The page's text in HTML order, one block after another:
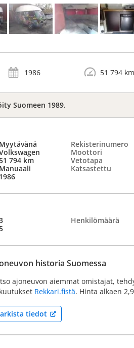
1986 51 794 km
Suomeen 1989.
Myytävänä Rekisterinumero
Moottori
794 km Vetotapa
Manuaali Katsastettu
1986
Henkilömäärä
historia Suomessa
ajoneuvon aiemmat omistajat,
Rekkari.fistä. Hinta alkaen
tiedot